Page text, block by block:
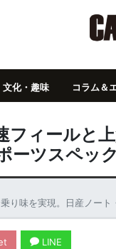
文化・趣味 コラム＆
フィールと
ーツスペッ
味を実現。日産ノート・
LINE